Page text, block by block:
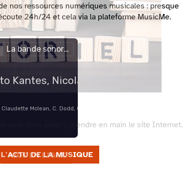
pour vous aider à prendre en main le site Internet.
AIDE EN LIGNE